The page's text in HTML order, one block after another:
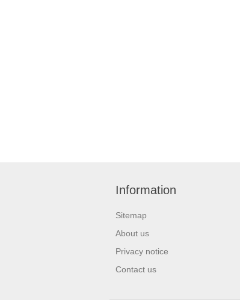
Information
Sitemap
About us
Privacy notice
Contact us